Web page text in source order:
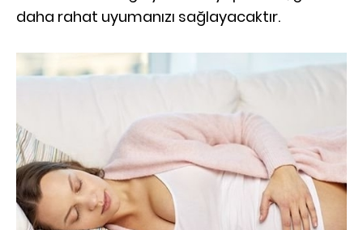
daha rahat uyumanızı sağlayacaktır.